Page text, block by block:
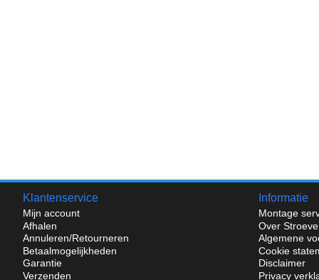
Klantenservice
Mijn account
Afhalen
Annuleren/Retourneren
Betaalmogelijkheden
Garantie
Verzenden
Informatie
Montage
Over
Algemene
Cookie
Disclaimer
Privacy